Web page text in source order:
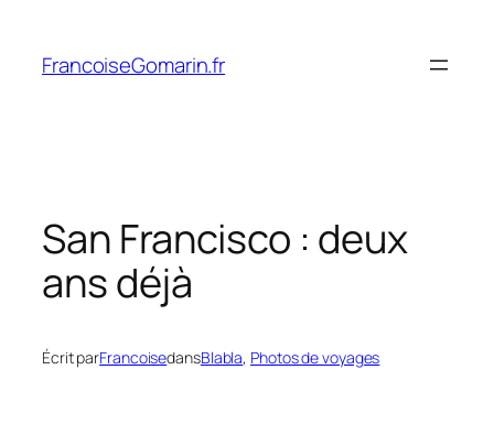
contenu
FrancoiseGomarin.fr
San Francisco : deux
ans déjà
Écrit parFrancoisedansBlabla, Photos de voyages